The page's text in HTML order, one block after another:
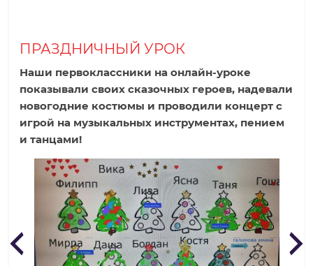
р
о
д
я
ПРАЗДНИЧНЫЙ УРОК
Наши первоклассники на онлайн-уроке
показывали своих сказочных героев, надевали
новогодние костюмы и проводили концерт с
игрой на музыкальных инструментах, пением
и танцами!